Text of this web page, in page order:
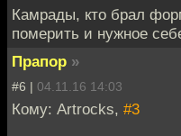
Камрады, кто брал
померить и нужное
Прапор »
#6 | 04.11.16 14:03
Кому: Artrocks, #3